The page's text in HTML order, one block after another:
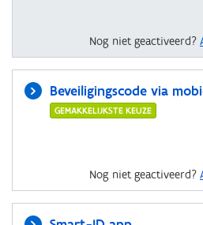
Nog niet geactiveerd?
Beveiligingscode via
GEMAKKELIJKSTE KEUZE
Nog niet geactiveerd?